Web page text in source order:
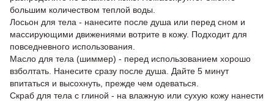
большим количеством теплой воды.
Лосьон для тела - нанесите после душа или перед сном и
массирующими движениями вотрите в кожу. Подходит для
повседневного использования.
Масло для тела (шиммер) - перед использованием хорошо
взболтать. Нанесите сразу после душа. Дайте 5 минут
впитаться и высохнуть, прежде чем одеваться.
Скраб для тела с глиной - на влажную или сухую кожу нанести